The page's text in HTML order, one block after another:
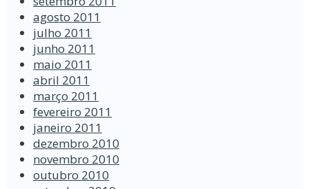
agosto 2011
julho 2011
junho 2011
maio 2011
abril 2011
março 2011
fevereiro 2011
janeiro 2011
dezembro 2010
novembro 2010
outubro 2010